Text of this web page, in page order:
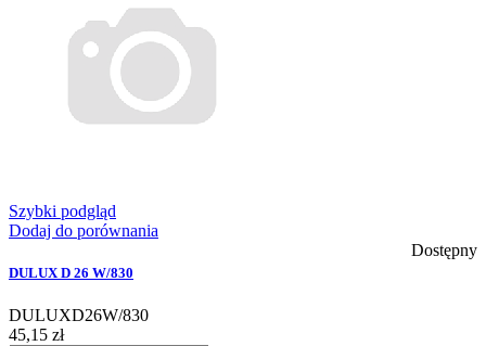
Szybki podgląd
Dodaj do porównania
Dostępny
DULUX D 26 W/830
DULUXD26W/830
45,15 zł